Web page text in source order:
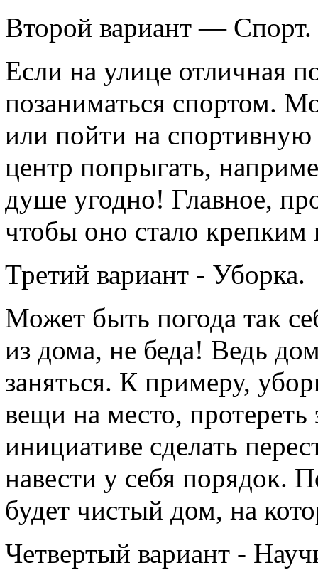
Второй вариант — Спорт.
Если на улице отличная
позаниматься спортом.
или пойти на
центр попрыгать,
душе угодно! Главное,
чтобы оно стало
Третий вариант - Уборка.
Может быть погода так
из дома, не беда! Ведь
заняться. К примеру,
вещи на место,
инициативе сделать
навести у себя порядок.
будет чистый дом, на
Четвертый вариант -